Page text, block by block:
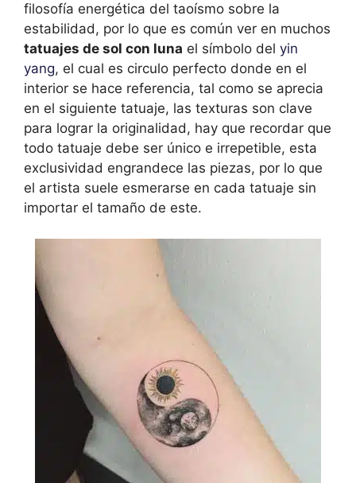
filosofía energética del taoísmo sobre la
estabilidad, por lo que es común ver en muchos
tatuajes de sol con luna el símbolo del yin
yang, el cual es circulo perfecto donde en el
interior se hace referencia, tal como se aprecia
en el siguiente tatuaje, las texturas son clave
para lograr la originalidad, hay que recordar que
todo tatuaje debe ser único e irrepetible, esta
exclusividad engrandece las piezas, por lo que
el artista suele esmerarse en cada tatuaje sin
importar el tamaño de este.